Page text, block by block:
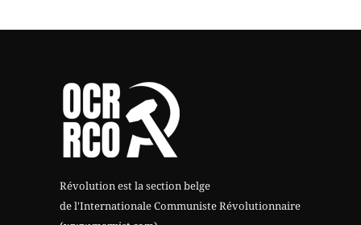
Révolution est la section belge
de l'Internationale Communiste Révolutionnaire